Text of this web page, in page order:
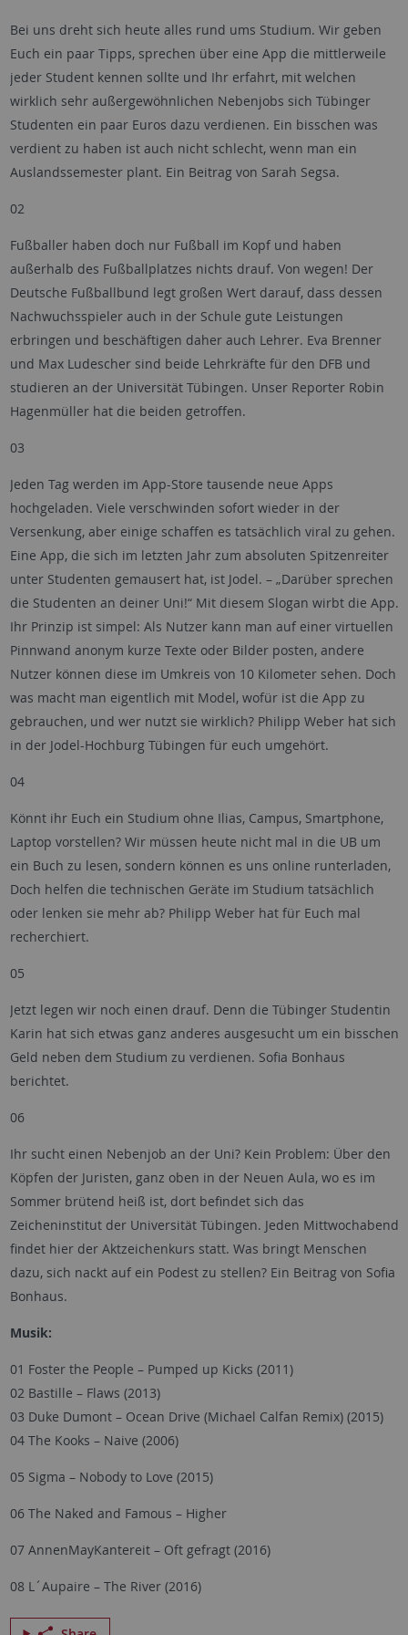
Bei uns dreht sich heute alles rund ums Studium. Wir geben
Euch ein paar Tipps, sprechen über eine App die mittlerweile
jeder Student kennen sollte und Ihr erfahrt, mit welchen
wirklich sehr außergewöhnlichen Nebenjobs sich Tübinger
Studenten ein paar Euros dazu verdienen. Ein bisschen was
verdient zu haben ist auch nicht schlecht, wenn man ein
Auslandssemester plant. Ein Beitrag von Sarah Segsa.
02
Fußballer haben doch nur Fußball im Kopf und haben
außerhalb des Fußballplatzes nichts drauf. Von wegen! Der
Deutsche Fußballbund legt großen Wert darauf, dass dessen
Nachwuchsspieler auch in der Schule gute Leistungen
erbringen und beschäftigen daher auch Lehrer. Eva Brenner
und Max Ludescher sind beide Lehrkräfte für den DFB und
studieren an der Universität Tübingen. Unser Reporter Robin
Hagenmüller hat die beiden getroffen.
03
Jeden Tag werden im App-Store tausende neue Apps
hochgeladen. Viele verschwinden sofort wieder in der
Versenkung, aber einige schaffen es tatsächlich viral zu gehen.
Eine App, die sich im letzten Jahr zum absoluten Spitzenreiter
unter Studenten gemausert hat, ist Jodel. – „Darüber sprechen
die Studenten an deiner Uni!“ Mit diesem Slogan wirbt die App.
Ihr Prinzip ist simpel: Als Nutzer kann man auf einer virtuellen
Pinnwand anonym kurze Texte oder Bilder posten, andere
Nutzer können diese im Umkreis von 10 Kilometer sehen. Doch
was macht man eigentlich mit Model, wofür ist die App zu
gebrauchen, und wer nutzt sie wirklich? Philipp Weber hat sich
in der Jodel-Hochburg Tübingen für euch umgehört.
04
Könnt ihr Euch ein Studium ohne Ilias, Campus, Smartphone,
Laptop vorstellen? Wir müssen heute nicht mal in die UB um
ein Buch zu lesen, sondern können es uns online runterladen,
Doch helfen die technischen Geräte im Studium tatsächlich
oder lenken sie mehr ab? Philipp Weber hat für Euch mal
recherchiert.
05
Jetzt legen wir noch einen drauf. Denn die Tübinger Studentin
Karin hat sich etwas ganz anderes ausgesucht um ein bisschen
Geld neben dem Studium zu verdienen. Sofia Bonhaus
berichtet.
06
Ihr sucht einen Nebenjob an der Uni? Kein Problem: Über den
Köpfen der Juristen, ganz oben in der Neuen Aula, wo es im
Sommer brütend heiß ist, dort befindet sich das
Zeicheninstitut der Universität Tübingen. Jeden Mittwochabend
findet hier der Aktzeichenkurs statt. Was bringt Menschen
dazu, sich nackt auf ein Podest zu stellen? Ein Beitrag von Sofia
Bonhaus.
Musik:
01 Foster the People – Pumped up Kicks (2011)
02 Bastille – Flaws (2013)
03 Duke Dumont – Ocean Drive (Michael Calfan Remix) (2015)
04 The Kooks – Naive (2006)
05 Sigma – Nobody to Love (2015)
06 The Naked and Famous – Higher
07 AnnenMayKantereit – Oft gefragt (2016)
08 L´Aupaire – The River (2016)